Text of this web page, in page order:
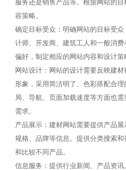
服务还是销售产品等。根据网站的
容策略。
确定目标受众：明确网站的目标受
计师、开发商、建筑工人和一般消
偏好，制定相应的网站内容和设计策
网站设计：网站的设计需要反映建
形象，采用简洁明了、色彩搭配合
局、导航、页面加载速度等方面也
需求。
产品展示：建材网站需要提供产品展
规格、品牌等信息。提供分类搜索
和比较不同产品。
信息服务：提供行业新闻、产品资